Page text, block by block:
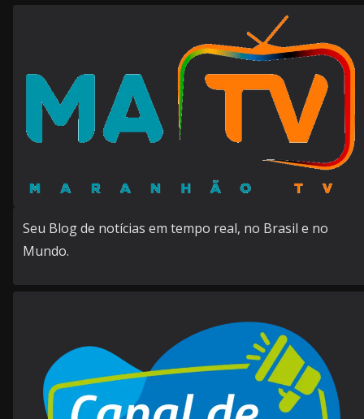
Seu Blog de notícias em tempo real, no Brasil e no
Mundo.